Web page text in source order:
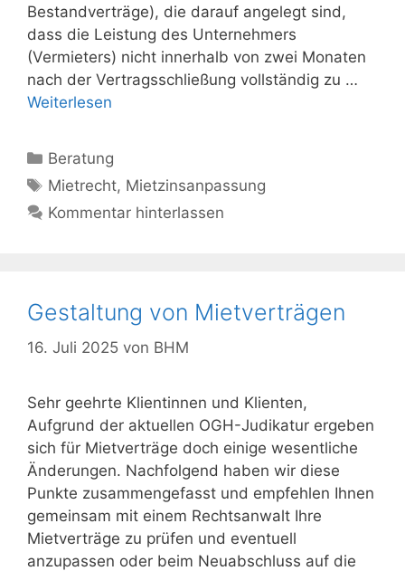
Bestandverträge), die darauf angelegt sind,
dass die Leistung des Unternehmers
(Vermieters) nicht innerhalb von zwei Monaten
nach der Vertragsschließung vollständig zu …
Weiterlesen
Kategorien
Beratung
Schlagwörter
Mietrecht, Mietzinsanpassung
Kommentar hinterlassen
Gestaltung von Mietverträgen
16. Juli 2025 von BHM
Sehr geehrte Klientinnen und Klienten,
Aufgrund der aktuellen OGH-Judikatur ergeben
sich für Mietverträge doch einige wesentliche
Änderungen. Nachfolgend haben wir diese
Punkte zusammengefasst und empfehlen Ihnen
gemeinsam mit einem Rechtsanwalt Ihre
Mietverträge zu prüfen und eventuell
anzupassen oder beim Neuabschluss auf die